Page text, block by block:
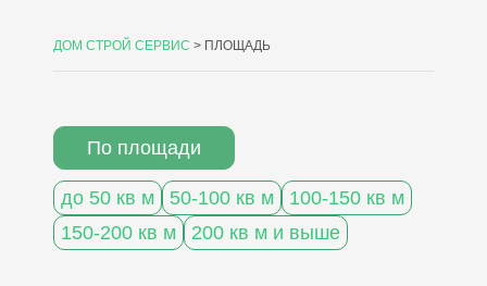
ДОМ СТРОЙ СЕРВИС > ПЛОЩАДЬ
По площади
до 50 кв м 50-100 кв м
100-150 кв м
150-200 кв м
200 кв м и выше